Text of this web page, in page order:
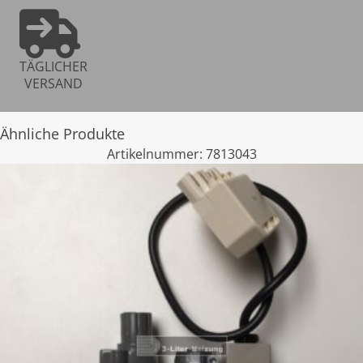
TÄGLICHER
VERSAND
Ähnliche Produkte
Artikelnummer: 7813043